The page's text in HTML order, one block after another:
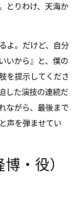
とりわけ、天海か
よ。だけど、自分
いから』と、僕の
を提示してくださ
した演技の連続だ
ながら、最後まで
声を弾ませてい
・役）